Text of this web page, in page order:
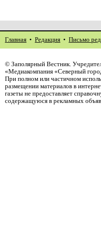
Главная • Редакция • Письмо
© Заполярный Вестник.
«Медиакомпания «Северный
При полном или частичном
размещении материалов в
газеты не предоставляет
содержащуюся в рекламных